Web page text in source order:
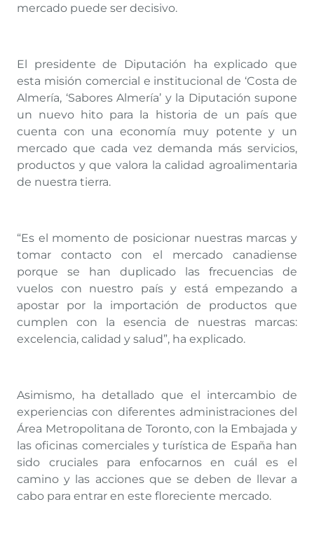
mercado puede ser decisivo.
El presidente de Diputación ha explicado que
esta misión comercial e institucional de ‘Costa de
Almería, ‘Sabores Almería’ y la Diputación supone
un nuevo hito para la historia de un país que
cuenta con una economía muy potente y un
mercado que cada vez demanda más servicios,
productos y que valora la calidad agroalimentaria
de nuestra tierra.
“Es el momento de posicionar nuestras marcas y
tomar contacto con el mercado canadiense
porque se han duplicado las frecuencias de
vuelos con nuestro país y está empezando a
apostar por la importación de productos que
cumplen con la esencia de nuestras marcas:
excelencia, calidad y salud”, ha explicado.
Asimismo, ha detallado que el intercambio de
experiencias con diferentes administraciones del
Área Metropolitana de Toronto, con la Embajada y
las oficinas comerciales y turística de España han
sido cruciales para enfocarnos en cuál es el
camino y las acciones que se deben de llevar a
cabo para entrar en este floreciente mercado.